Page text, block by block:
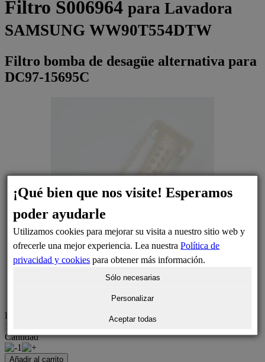
Filtro S006964 para Lavadora
SAMSUNG WW90T554DTW
Filtro bomba de desagüe alternativa para
DC97-15695C
Precio
11,77 €
Cantidad
1
Añadir al carrito
¡Qué bien que nos visite! Esperamos
poder ayudarle
Utilizamos cookies para mejorar su visita a nuestro sitio web y
ofrecerle una mejor experiencia. Lea nuestraPolítica de
privacidad y cookies para obtener más información.
Sólo necesarias
Personalizar
Aceptar todas